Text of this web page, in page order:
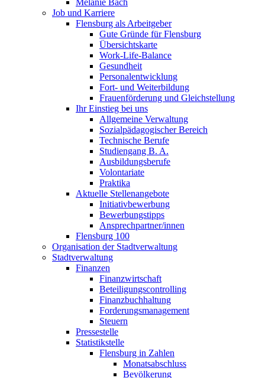
Melanie Bach
Job und Karriere
Flensburg als Arbeitgeber
Gute Gründe für Flensburg
Übersichtskarte
Work-Life-Balance
Gesundheit
Personalentwicklung
Fort- und Weiterbildung
Frauenförderung und Gleichstellung
Ihr Einstieg bei uns
Allgemeine Verwaltung
Sozialpädagogischer Bereich
Technische Berufe
Studiengang B. A.
Ausbildungsberufe
Volontariate
Praktika
Aktuelle Stellenangebote
Initiativbewerbung
Bewerbungstipps
Ansprechpartner/innen
Flensburg 100
Organisation der Stadtverwaltung
Stadtverwaltung
Finanzen
Finanzwirtschaft
Beteiligungscontrolling
Finanzbuchhaltung
Forderungsmanagement
Steuern
Pressestelle
Statistikstelle
Flensburg in Zahlen
Monatsabschluss
Bevölkerung